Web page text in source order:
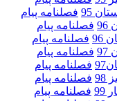
95
فصلنامه پیام
فصلنامه پیام
فصلنامه پیام
فصلنامه پیام
فصلنامه پیام
فصلنامه پیام
فصلنامه پیام